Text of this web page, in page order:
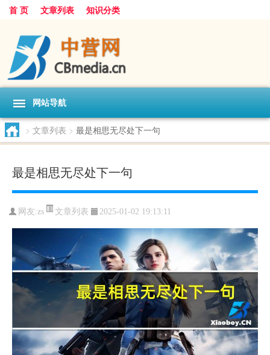
首 页 文章列表 知识分类
网站导航
> 文章列表 > 最是相思无尽处下一句
最是相思无尽处下一句
网友:zs 文章列表 2025-01-02 19:13:11